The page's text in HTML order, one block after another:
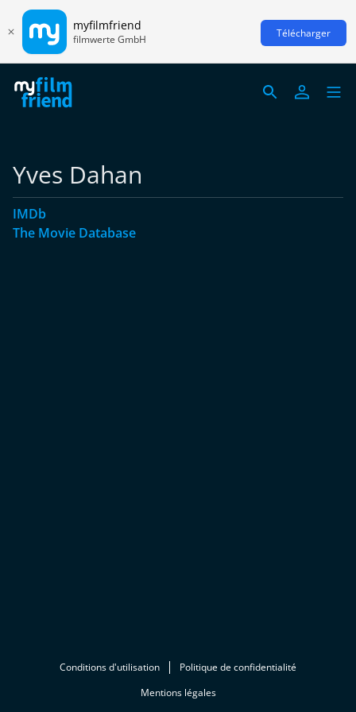
myfilmfriend
filmwerte GmbH Télécharger
Yves Dahan
IMDb
The Movie Database
Conditions d'utilisation
Politique de confidentialité
Mentions légales